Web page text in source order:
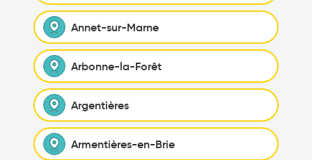
Annet-sur-Marne
Arbonne-la-Forêt
Argentières
Armentières-en-Brie